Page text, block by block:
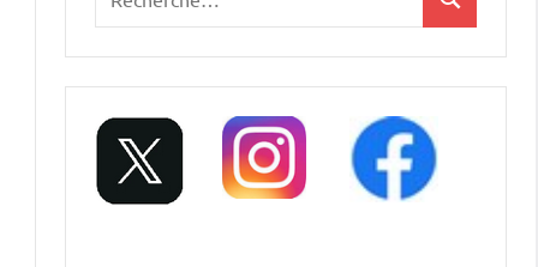
:
Recherche